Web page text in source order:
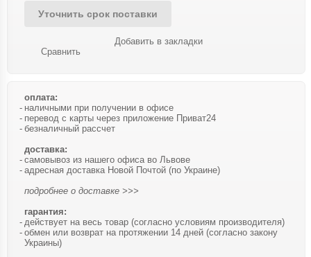
Уточнить срок поставки
Сравнить
Добавить в закладки
оплата:
наличными при получении в офисе
перевод с карты через приложение Приват24
безналичный рассчет
доставка:
самовывоз из нашего офиса во Львове
адресная доставка Новой Почтой (по Украине)
подробнее о доставке >>>
гарантия:
действует на весь товар (согласно условиям производителя)
обмен или возврат на протяжении 14 дней (согласно закону
Украины)